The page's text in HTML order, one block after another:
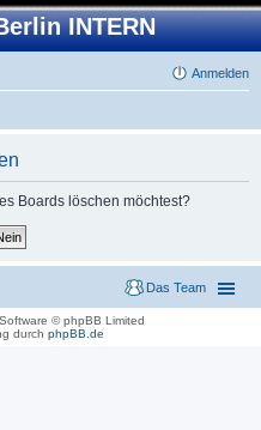
INTERN
Anmelden
Boards löschen möchtest?
Das Team
© phpBB Limited
durch phpBB.de